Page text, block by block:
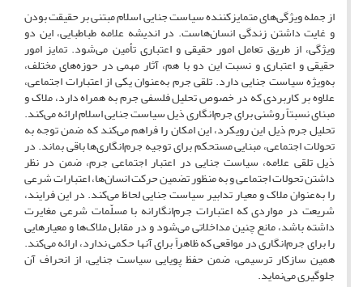
از جمله ویژگی‌های متمایزکننده سیاست جنایی اسلام مبتنی بر حقیقت بودن
و غایت داشتن زندگی انسان‌هاست. در اندیشه علامه طباطبایی، این دو
ویژگی، از طریق تعامل امور حقیقی و اعتباری تأمین می‌شود. تمایز امور
حقیقی و اعتباری و نسبت این دو با هم، آثار مهمی در حوزه‌های مختلف،
به‌ویژه سیاست جنایی دارد. تلقی جرم به‌عنوان یکی از اعتبارات اجتماعی،
علاوه بر کاربردی که در خصوص تحلیل فلسفی جرم به همراه دارد، ملاک و
مبنای نسبتاً روشنی برای جرم‌انگاری ذیل سیاست جنایی اسلام ارائه می‌کند.
تحلیل جرم ذیل این رویکرد، این امکان را فراهم می‌کند که ضمن توجه به
تحولات اجتماعی، مبنایی مستحکم برای توجیه جرم‌انگاری‌ها باقی بماند. در
ذیل تلقی علامه، سیاست جنایی در اعتبار اجتماعی جرم، ضمن در نظر
داشتن تحولات اجتماعی و به منظور تضمین حرکت انسان‌ها، اعتبارات شرعی
را به‌عنوان ملاک و معیار تدابیر سیاست جنایی لحاظ می‌کند. در این فرایند،
شریعت در مواردی که اعتبارات جرم‌انگارانه با مسلّمات شرعی مغایرت
داشته باشد، مانع چنین مداخلاتی می‌شود و در مقابل ملاک‌ها و معیارهایی
را برای جرم‌انگاری در مواقعی که ظاهراً برای آنها حکمی ندارد، ارائه می‌کند.
همین سازکار ترسیمی، ضمن حفظ پویایی سیاست جنایی، از انحراف آن
جلوگیری می‌نماید.